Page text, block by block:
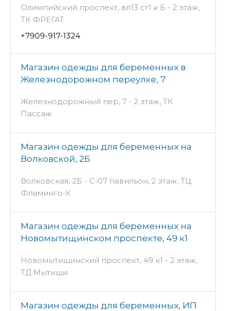
Олимпийский проспект, вл13 ст1 к Б - 2 этаж,
ТК ФРЕГАТ
+7909-917-1324
Магазин одежды для беременных в
Железнодорожном переулке, 7
Железнодорожный пер, 7 - 2 этаж, ТК
Пассаж
Магазин одежды для беременных на
Волковской, 2Б
Волковская, 2Б - С-07 павильон, 2 этаж, ТЦ
Фламинго-К
Магазин одежды для беременных на
Новомытищинском проспекте, 49 к1
Новомытищинский проспект, 49 к1 - 2 этаж,
ТД Мытищи
Магазин одежды для беременных, ИП